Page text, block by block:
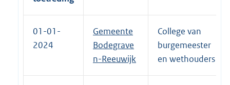
01-01-
2024
Gemeente
Bodegrave
n-Reeuwijk
College van
burgemeester
en wethouders